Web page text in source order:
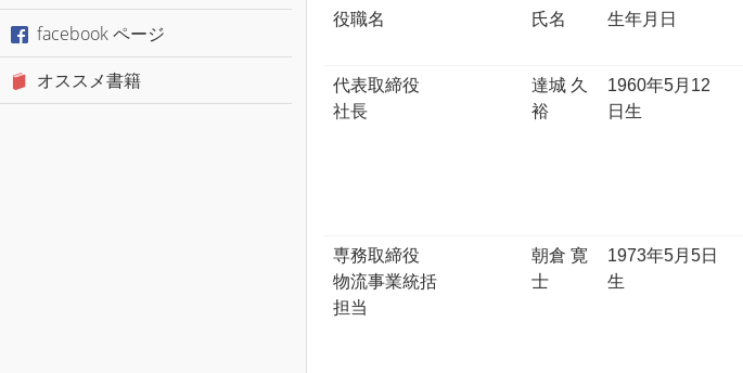
役職名
氏名 生年月日
代表取締役
社長
達城 久
裕
1960年5月12
日生
専務取締役
物流事業統括
担当
朝倉 寛
士
1973年5月5日
生
facebook ページ
オススメ書籍